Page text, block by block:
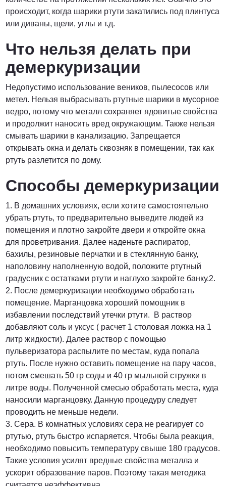
Договорная
происходит, когда шарики ртути закатились под плинтуса
или диваны, щели, углы и т.д.
Что нельзя делать при
демеркуризации
Недопустимо использование веников, пылесосов или
метел. Нельзя выбрасывать ртутные шарики в мусорное
ведро, потому что металл сохраняет ядовитые свойства
и продолжит наносить вред окружающим. Также нельзя
смывать шарики в канализацию. Запрещается
открывать окна и делать сквозняк в помещении, так как
ртуть разлетится по дому.
Способы демеркуризации
1. В домашних условиях, если хотите самостоятельно
убрать ртуть, то предварительно выведите людей из
помещения и плотно закройте двери и откройте окна
для проветривания. Далее наденьте распиратор,
бахилы, резиновые перчатки и в стеклянную банку,
наполовину наполненную водой, положите ртутный
градусник с остатками ртути и наглухо закройте банку.2.
2. После демеркуризации необходимо обработать
помещение. Марганцовка хороший помощник в
избавлении последствий утечки ртути. В раствор
добавляют соль и уксус ( расчет 1 столовая ложка на 1
литр жидкости). Далее раствор с помощью
пульверизатора распылите по местам, куда попала
ртуть. После нужно оставить помещение на пару часов,
потом смешать 50 гр соды и 40 гр мыльной стружки в
литре воды. Полученной смесью обработать места, куда
наносили марганцовку. Данную процедуру следует
проводить не меньше недели.
3. Сера. В комнатных условиях сера не реагирует со
ртутью, ртуть быстро испаряется. Чтобы была реакция,
необходимо повысить температуру свыше 180 градусов.
Такие условия усилят вредные свойства металла и
ускорит образование паров. Поэтому такая методика